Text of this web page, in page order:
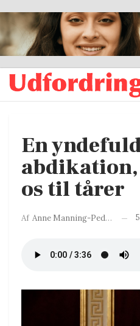
En
os til tårer
Af Anne Manning-Pedersen